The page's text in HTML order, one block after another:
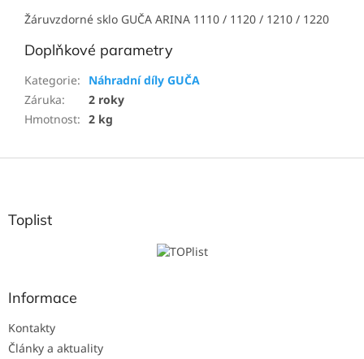
Žáruvzdorné sklo GUČA ARINA 1110 / 1120 / 1210 / 1220
Doplňkové parametry
Kategorie:
Náhradní díly GUČA
Záruka:
2 roky
Hmotnost: 2 kg
Z
aToplist
Informace
Kontakty
Články a aktuality